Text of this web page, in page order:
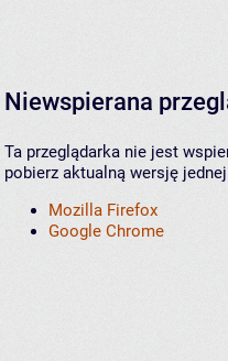
Niewspierana
Ta przeglądarka nie jest
pobierz aktualną wersję
Mozilla Firefox
Google Chrome